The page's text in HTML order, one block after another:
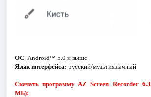
ОС: Android™ 5.0 и выше
Язык интерфейса: русский/мультиязычный
Скачать программу AZ Screen Recorder
МБ):